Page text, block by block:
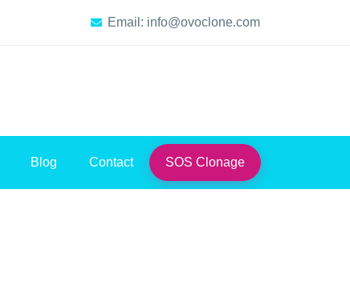
Email: info@ovoclone.com
Blog Contact SOS Clonage